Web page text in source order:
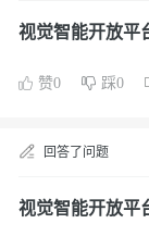
视觉智能开放平
赞0 踩0
回答了问题
视觉智能开放平